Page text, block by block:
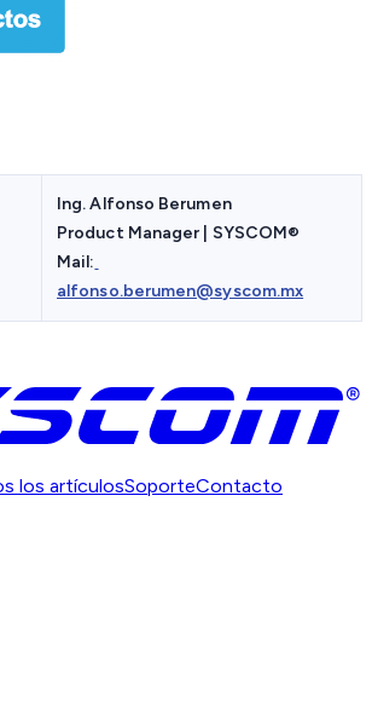
Ing. Alfonso Berumen
Product Manager | SYSCOM®
Mail:
alfonso.berumen@syscom.mx
los artículosSoporteContacto